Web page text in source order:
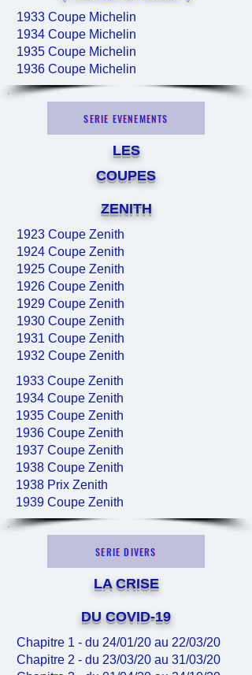
1933 Coupe Michelin
1934 Coupe Michelin
1935 Coupe Michelin
1936 Coupe Michelin
SERIE EVENEMENTS
LES
COUPES
ZENITH
1923 Coupe Zenith
1924 Coupe Zenith
1925 Coupe Zenith
1926 Coupe Zenith
1929 Coupe Zenith
1930 Coupe Zenith
1931 Coupe Zenith
1932 Coupe Zenith
1933 Coupe Zenith
1934 Coupe Zenith
1935 Coupe Zenith
1936 Coupe Zenith
1937 Coupe Zenith
1938 Coupe Zenith
1938 Prix Zenith
1939 Coupe Zenith
SERIE DIVERS
LA CRISE
DU COVID-19
Chapitre 1 - du 24/01/20 au 22/03/20
Chapitre 2 - du 23/03/20 au 31/03/20